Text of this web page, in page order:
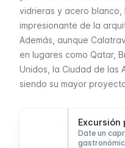
vidrieras y acero blanco,
impresionante de la
Además, aunque
en lugares como Qatar,
Unidos, la Ciudad de las
siendo su mayor
Date un